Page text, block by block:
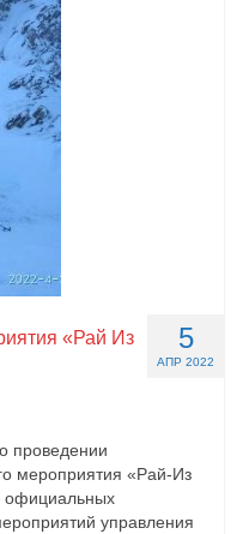
5
АПР 2022
«Рай Из
проведении
мероприятия «Рай-Из
официальных
управления